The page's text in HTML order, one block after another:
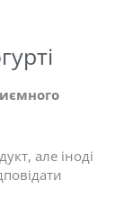
але іноді